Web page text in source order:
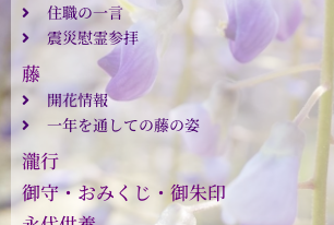
住職の一言
震災慰霊参拝
藤
開花情報
一年を通しての藤の姿
瀧行
御守・おみくじ・御朱印